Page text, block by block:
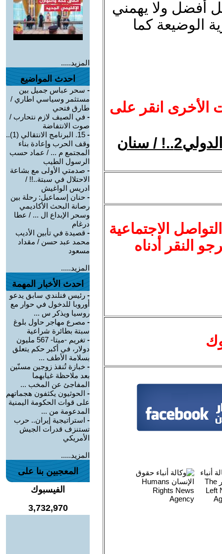
أفضل ولا يهمني
الوضيعة كما
الأخرى انقر على
هوامش على الوضع السياسي الدولي2..! / سنان
الاجتماعية
النقر أدناه
المزيد.....
احدث المواضيع
- سحر عباس جميل بين
مستثمر وسياسي اطاري /
طارق فتحي
- في الصيف لازم نتحارب /
صوت الانتفاضة
-
15. البرنامج الانتقالي (1)..
وقف الحرب وإعادة بناء
المجتمع م ... / عماد حسب
الرسول الطيب
- صدمتي الأولى مع بشاعة
الاحتلال في سبتة..!! /
ادريس الواغيش
- حنان إسماعيل: رحلة بين
رصانة البحث الأكاديمي
وسحر الإبداع ال ... / عطا
درغام
- قصيدة في تأبين الأديب
محمد عبد حسن / مقداد
مسعود
المزيد.....
احدث الأخبار المهمة
- رئيس فنلندي سابق يدعو
أوروبا للدخول في حوار مع
روسيا ويذكر س ...
- مصرع مهاجر حاول بلوغ
سبتة بطائرة شراعية
-
تغريم -ميتا- 567 مليون
دولار، في أكبر حكم يتعلق
بسلامة الأطف ...
- خبازة تُنقذ زوجين مسنّين
بعد ملاحظة غيابهما
المفاجئ عن المخب ...
- الحوثيون يكثفون هجماتهم
على قوات الحكومة اليمنية
المدعومة من ...
- استراتيجية إيران.. حرب
تستنزف قدرات الجيش
الأمريكي
المزيد.....
المعجبين بنا على
الفيسبوك
3,732,970